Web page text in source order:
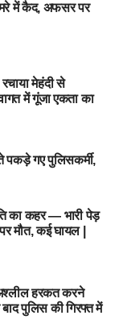
में कैद, अफसर पर
मेहंदी से
में गूंजा एकता का
पकड़े गए पुलिसकर्मी,
का कहर — भारी पेड़
मौत, कई घायल |
हरकत करने
पुलिस की गिरफ्त में